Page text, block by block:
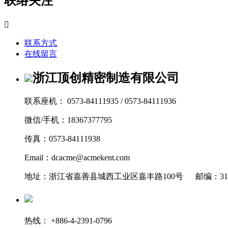

联系方式
在线留言
浙江顶创精密制造有限公司
联系座机： 0573-84111935 / 0573-84111936
微信/手机：18367377795
传真：0573-84111938
Email：dcacme@acmekent.com
地址：浙江省嘉善县城西工业区嘉丰路100号 邮编：
热线： +886-4-2391-0796